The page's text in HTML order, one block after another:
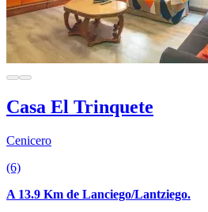
Casa El Trinquete
Cenicero
(6)
A 13.9 Km de Lanciego/Lantziego.